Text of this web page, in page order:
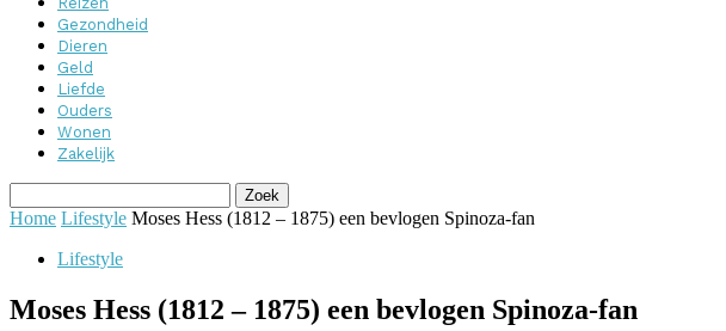
Gezondheid
Dieren
Geld
Liefde
Ouders
Wonen
Zakelijk
Home Lifestyle Moses Hess (1812 – 1875) een bevlogen Spinoza-fan
Lifestyle
Moses Hess (1812 – 1875) een bevlogen Spinoza-fan